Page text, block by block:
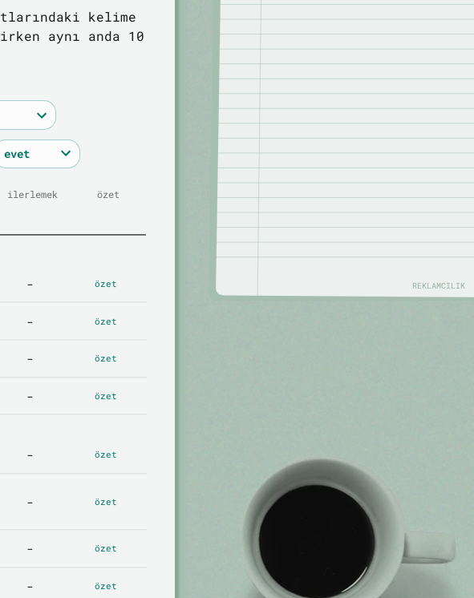
kelime
aynı anda 10
ilerlemek özet
- özet
- özet
- özet
- özet
- özet
- özet
- özet
- özet
REKLAMCILIK